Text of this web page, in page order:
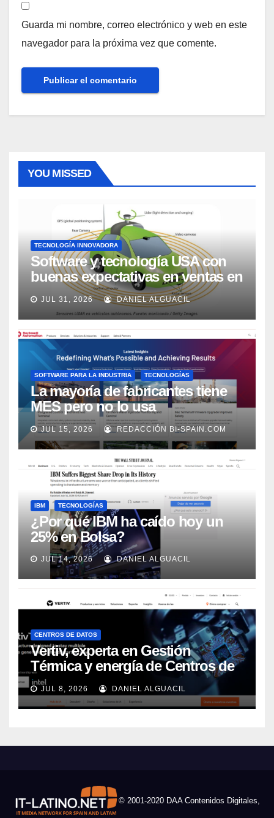
Guarda mi nombre, correo electrónico y web en este
navegador para la próxima vez que comente.
YOU MISSED
TECNOLOGÍA INNOVADORA
Software y tecnología USA con
buenas expectativas en ventas en
los próximos 2 años, según
Market Watch
JUL 31, 2026 DANIEL ALGUACIL
SOFTWARE PARA LA INDUSTRIA TECNOLOGÍAS
La mayoría de fabricantes tiene
MES pero no lo usa
adecuadamente, según Rockwell
Automation
JUL 15, 2026 REDACCIÓN BI-SPAIN.COM
IBM TECNOLOGÍAS
¿Por qué IBM ha caído hoy un
25% en Bolsa?
JUL 14, 2026 DANIEL ALGUACIL
CENTROS DE DATOS
Vertiv, experta en Gestión
Térmica y energía de Centros de
Datos, sigue su crecimiento
imparable
JUL 8, 2026 DANIEL ALGUACIL
© 2001-2020 DAA Contenidos Digitales,